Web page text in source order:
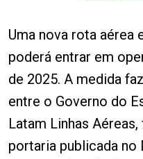
Uma nova rota aérea
poderá entrar em
de 2025. A medida
entre o Governo do
Latam Linhas
portaria publicada no